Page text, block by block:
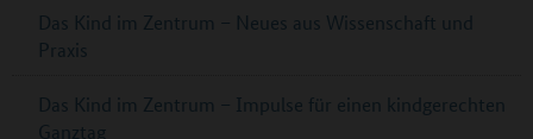
Das Kind im Zentrum – Neues aus Wissenschaft und
Praxis
Das Kind im Zentrum – Impulse für einen kindgerechten
Ganztag